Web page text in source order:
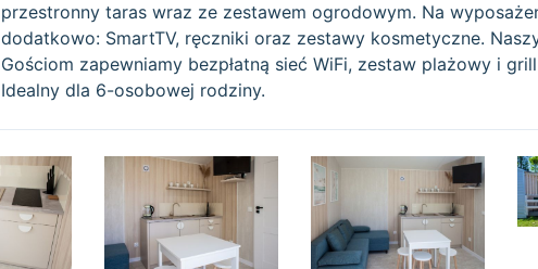
przestronny taras wraz ze zestawem ogrodowym. Na
dodatkowo: SmartTV, ręczniki oraz zestawy kosmetyczne.
Gościom zapewniamy bezpłatną sieć WiFi, zestaw plażowy i
Idealny dla 6-osobowej rodziny.